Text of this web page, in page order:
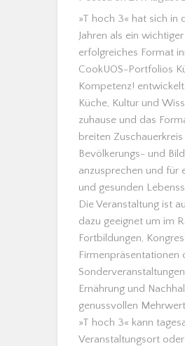
»T hoch 3« hat sich in
Jahren als ein
erfolgreiches Format
CookUOS-Portfolios
Kompetenz! entwickelt.
Küche, Kultur und
zuhause und das
breiten Zuschauerkreis
Bevölkerungs- und
anzusprechen und für
und gesunden
Die Veranstaltung ist
dazu geeignet um im
Fortbildungen,
Firmenpräsentationen
Ernährung und
genussvollen
»T hoch 3« kann
Veranstaltungsort oder